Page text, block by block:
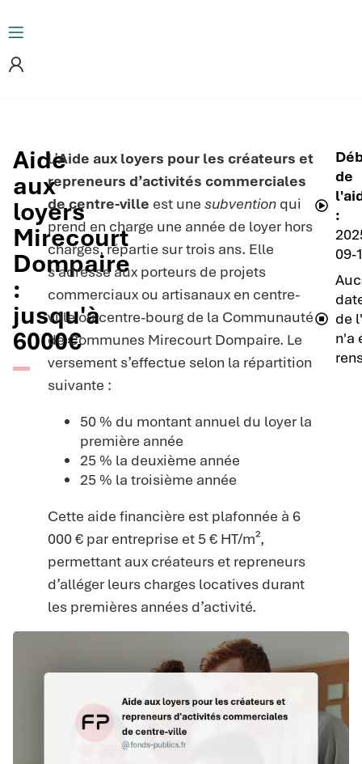
Aide
aux
loyers
Mirecourt
Dompaire
:
jusqu'à
6000€
L’Aide aux loyers pour les créateurs et
repreneurs d’activités commerciales
de centre-ville est une subventionqui
prend en charge une année de loyer hors
charges, répartie sur trois ans. Elle
s’adresse aux porteurs de projets
commerciaux ou artisanaux en centre-
ville ou centre-bourg de la Communauté
de Communes Mirecourt Dompaire. Le
versement s’effectue selon la répartition
suivante :
50 % du montant annuel du loyer la
première année
25 % la deuxième année
25 % la troisième année
Cette aide financière est plafonnée à 6
000 € par entreprise et 5 € HT/m²,
permettant aux créateurs et repreneurs
d’alléger leurs charges locatives durant
les premières années d’activité.
de
:
09-
de
n'a